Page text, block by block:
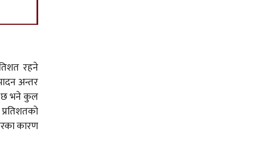
रहने
अन्तर
छ भने कुल
कारण